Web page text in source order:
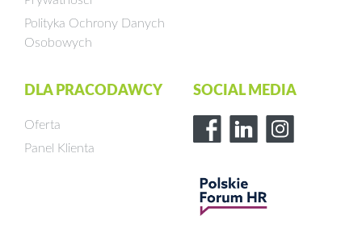
Polityka Ochrony Danych
Osobowych
DLA PRACODAWCY
Oferta
Panel Klienta
SOCIAL MEDIA